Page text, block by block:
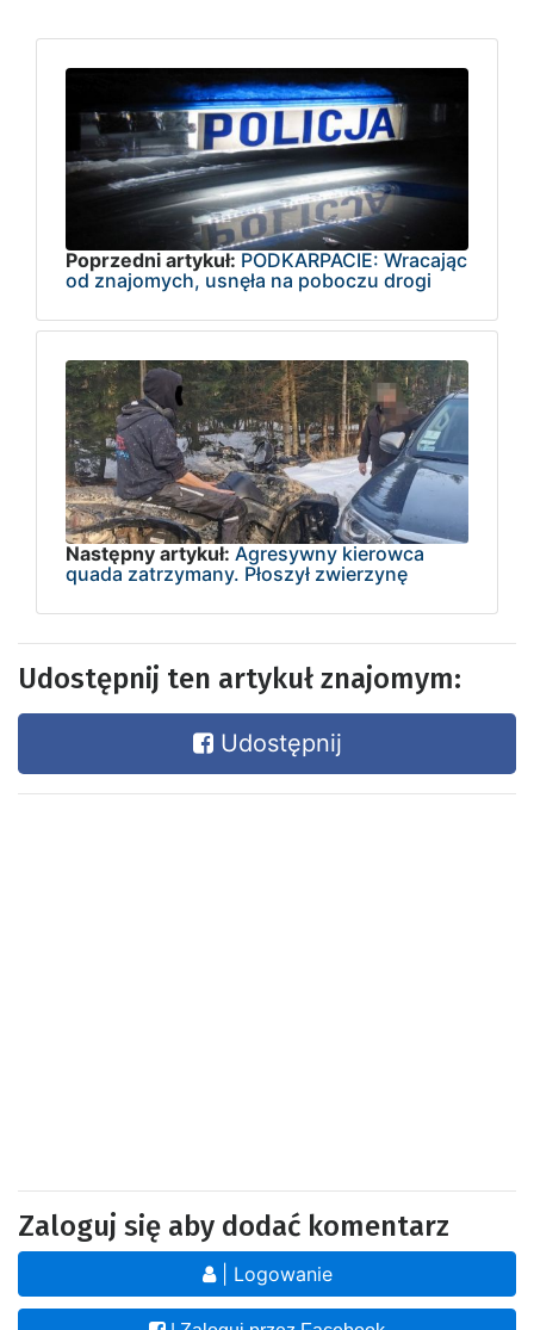
Poprzedni artykuł: PODKARPACIE: Wracając
od znajomych, usnęła na poboczu drogi
Następny artykuł: Agresywny kierowca
quada zatrzymany. Płoszył zwierzynę
Udostępnij ten artykuł znajomym:
Udostępnij
Zaloguj się aby dodać komentarz
| Logowanie